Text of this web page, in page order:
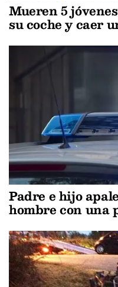
Mueren 5
su coche y caer
Padre e hijo
hombre con una